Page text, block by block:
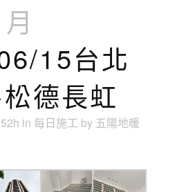
15台北
德長虹
in 每日施工 by 五陽地暖